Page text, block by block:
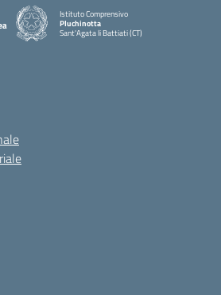
Istituto Comprensivo
Pluchinotta
Sant'Agata li Battiati (CT)
— Visita la pagina iniziale della scuola